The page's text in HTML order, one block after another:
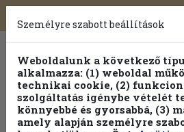
Toggle
navigation
Személyre szabott beállítások
Weboldalunk a következő
alkalmazza: (1) weboldal
technikai cookie, (2)
szolgáltatás igénybe vételét
könnyebbé és gyorsabbá, (3)
amely alapján személyre